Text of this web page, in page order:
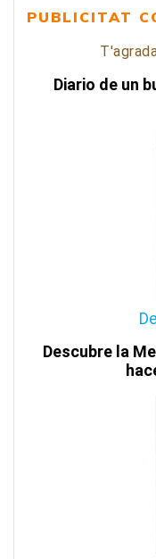
PUBLICITAT
Diario de un
Descubre la